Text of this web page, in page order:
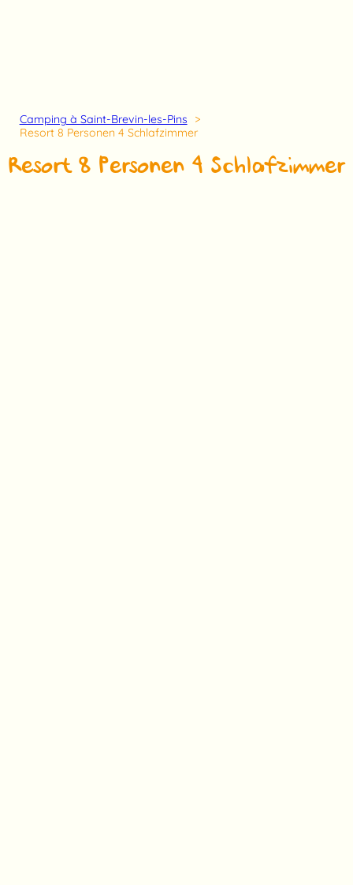
Camping à Saint-Brevin-les-Pins
Resort 8 Personen 4 Schlafzimmer
Resort 8 Personen 4 Schlafzimmer